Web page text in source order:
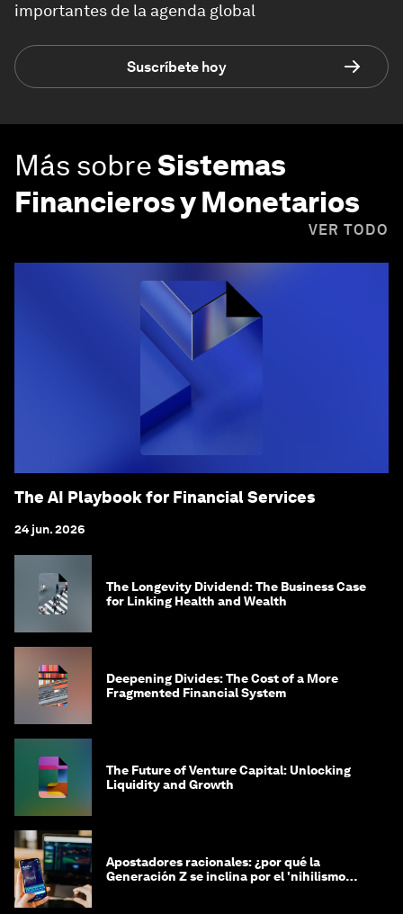
importantes de la agenda global
Suscríbete hoy
Más sobreSistemas
Financieros y Monetarios
VER TODO
The AI Playbook for Financial Services
24 jun. 2026
The Longevity Dividend: The Business Case
for Linking Health and Wealth
Deepening Divides: The Cost of a More
Fragmented Financial System
The Future of Venture Capital: Unlocking
Liquidity and Growth
Apostadores racionales: ¿por qué la
Generación Z se inclina por el 'nihilismo